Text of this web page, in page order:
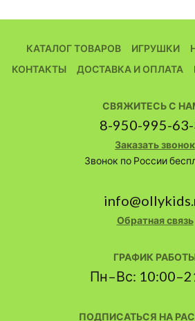
КАТАЛОГ ТОВАРОВ ИГРУШКИ
КОНТАКТЫ
ДОСТАВКА И ОПЛАТА
ПОДПИСАТЬСЯ НА
СВЯЖИТЕСЬ С
8-950-995-
Заказать звонок
Звонок по России
Обратная связь
ГРАФИК
Пн–Вс: